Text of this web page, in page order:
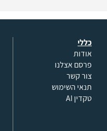
כללי
אודות
פרסם אצלנו
צור קשר
תנאי השימוש
טקדין AI